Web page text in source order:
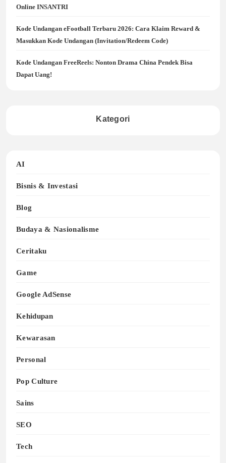
Online INSANTRI
Kode Undangan eFootball Terbaru 2026: Cara Klaim Reward &
Masukkan Kode Undangan (Invitation/Redeem Code)
Kode Undangan FreeReels: Nonton Drama China Pendek Bisa
Dapat Uang!
Kategori
AI
Bisnis & Investasi
Blog
Budaya & Nasionalisme
Ceritaku
Game
Google AdSense
Kehidupan
Kewarasan
Personal
Pop Culture
Sains
SEO
Tech